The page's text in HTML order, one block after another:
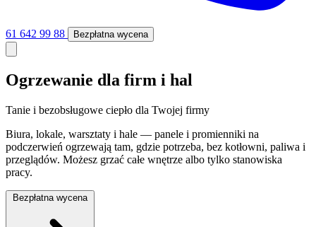
61 642 99 88 Bezpłatna wycena
Ogrzewanie dla firm i hal
Tanie i bezobsługowe ciepło dla Twojej firmy
Biura, lokale, warsztaty i hale — panele i promienniki na
podczerwień ogrzewają tam, gdzie potrzeba, bez kotłowni, paliwa i
przeglądów. Możesz grzać całe wnętrze albo tylko stanowiska
pracy.
Bezpłatna wycena